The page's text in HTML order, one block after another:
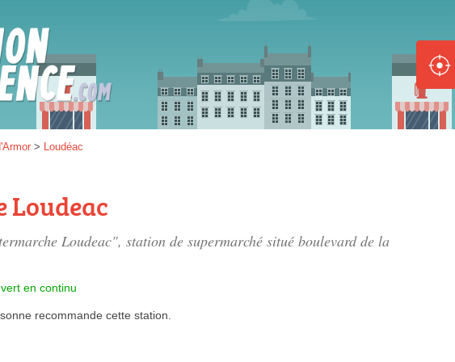
> Loudéac
Loudeac", station de supermarché situé boulevard de la
en continu
recommande cette station.
Gazole :
Disponible Épuisé
SP 98 :
SP 95 :
Disponible Épuisé